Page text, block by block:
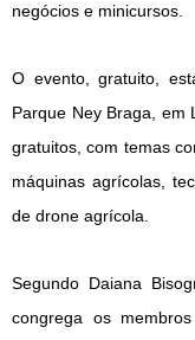
negócios e minicursos.
O evento, gratuito,
Parque Ney Braga, em
gratuitos, com temas
máquinas agrícolas,
de drone agrícola.
Segundo Daiana
congrega os